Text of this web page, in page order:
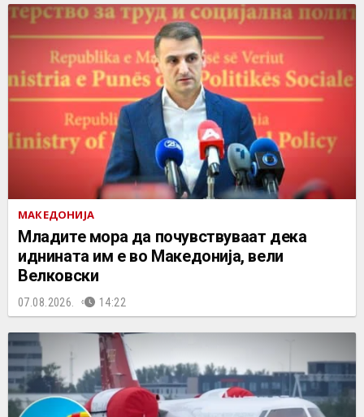
МАКЕДОНИЈА
Младите мора да почувствуваат дека
иднината им е во Македонија, вели
Велковски
07.08.2026. 14:22